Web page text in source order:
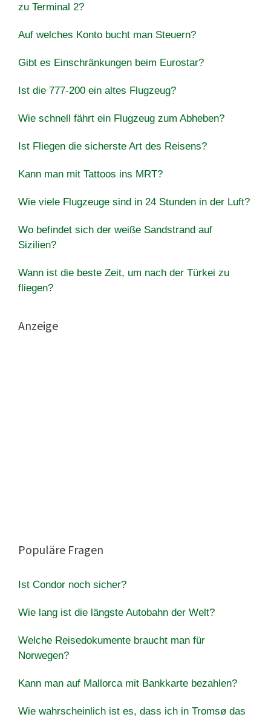
zu Terminal 2?
Auf welches Konto bucht man Steuern?
Gibt es Einschränkungen beim Eurostar?
Ist die 777-200 ein altes Flugzeug?
Wie schnell fährt ein Flugzeug zum Abheben?
Ist Fliegen die sicherste Art des Reisens?
Kann man mit Tattoos ins MRT?
Wie viele Flugzeuge sind in 24 Stunden in der Luft?
Wo befindet sich der weiße Sandstrand auf
Sizilien?
Wann ist die beste Zeit, um nach der Türkei zu
fliegen?
Anzeige
Populäre Fragen
Ist Condor noch sicher?
Wie lang ist die längste Autobahn der Welt?
Welche Reisedokumente braucht man für
Norwegen?
Kann man auf Mallorca mit Bankkarte bezahlen?
Wie wahrscheinlich ist es, dass ich in Tromsø das